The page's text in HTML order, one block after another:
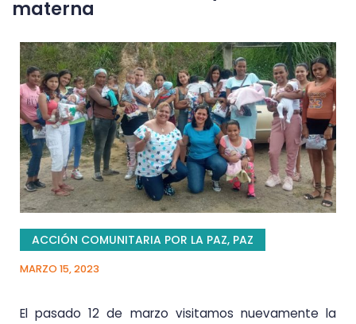
materna
ACCIÓN COMUNITARIA POR LA PAZ, PAZ
MARZO 15, 2023
El pasado 12 de marzo visitamos nuevamente la